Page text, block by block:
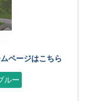
ページはこちら
ルー